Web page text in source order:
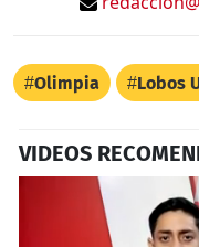
Olimpia Lobos
VIDEOS